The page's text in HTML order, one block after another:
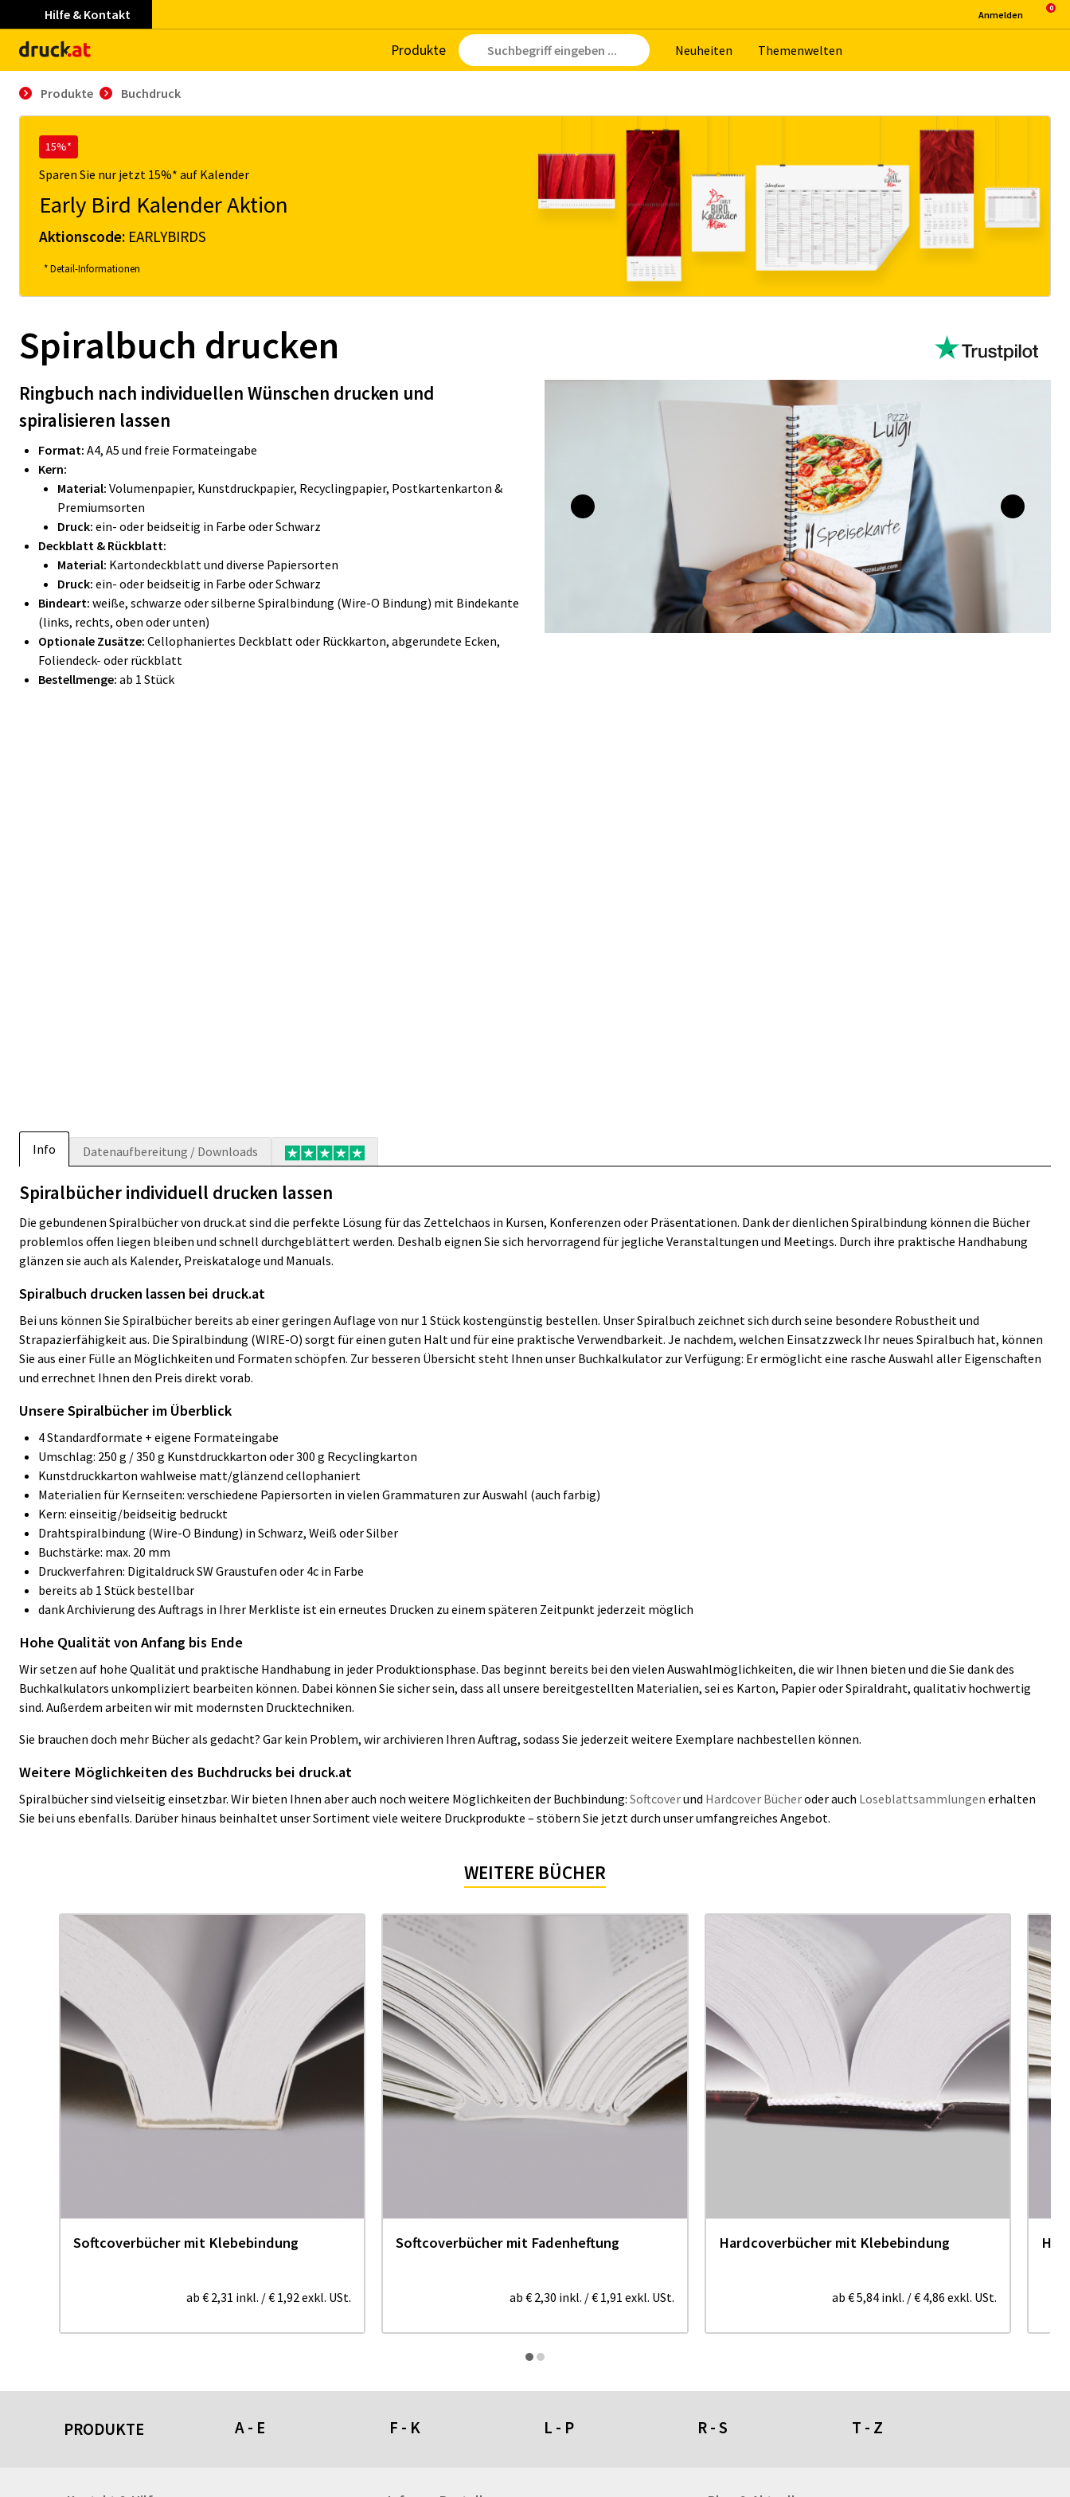
Hilfe & Kontakt
Pro­duk­te Neu­hei­ten The­men­wel­ten
An­mel­den
Produkte Buchdruck
15%*
Sparen Sie nur jetzt 15%* auf Kalender
Early Bird Kalender Aktion
Aktionscode: EARLYBIRDS
* Detail-Informationen
Spiralbuch drucken
Ringbuch nach individuellen Wünschen drucken und
spiralisieren lassen
Format: A4, A5 und freie Formateingabe
Kern:
Material: Volumenpapier, Kunstdruckpapier, Recyclingpapier, Postkartenkarton &
Premiumsorten
Druck: ein- oder beidseitig in Farbe oder Schwarz
Deckblatt & Rückblatt:
Material: Kartondeckblatt und diverse Papiersorten
Druck: ein- oder beidseitig in Farbe oder Schwarz
Bindeart: weiße, schwarze oder silberne Spiralbindung (Wire-O Bindung) mit Bindekante
(links, rechts, oben oder unten)
Optionale Zusätze: Cellophaniertes Deckblatt oder Rückkarton, abgerundete Ecken,
Foliendeck- oder rückblatt
Bestellmenge: ab 1 Stück
Info Datenaufbereitung / Downloads
Spiralbücher individuell drucken lassen
Die gebundenen Spiralbücher von druck.at sind die perfekte Lösung für das Zettelchaos in Kursen, Konferenzen oder Präsentationen. Dank der dienlichen Spiralbindung können die Bücher
problemlos offen liegen bleiben und schnell durchgeblättert werden. Deshalb eignen Sie sich hervorragend für jegliche Veranstaltungen und Meetings. Durch ihre praktische Handhabung
glänzen sie auch als Kalender, Preiskataloge und Manuals.
Spiralbuch drucken lassen bei druck.at
Bei uns können Sie Spiralbücher bereits ab einer geringen Auflage von nur 1 Stück kostengünstig bestellen. Unser Spiralbuch zeichnet sich durch seine besondere Robustheit und
Strapazierfähigkeit aus. Die Spiralbindung (WIRE-O) sorgt für einen guten Halt und für eine praktische Verwendbarkeit. Je nachdem, welchen Einsatzzweck Ihr neues Spiralbuch hat, können
Sie aus einer Fülle an Möglichkeiten und Formaten schöpfen. Zur besseren Übersicht steht Ihnen unser Buchkalkulator zur Verfügung: Er ermöglicht eine rasche Auswahl aller Eigenschaften
und errechnet Ihnen den Preis direkt vorab.
Unsere Spiralbücher im Überblick
4 Standardformate + eigene Formateingabe
Umschlag: 250 g / 350 g Kunstdruckkarton oder 300 g Recyclingkarton
Kunstdruckkarton wahlweise matt/glänzend cellophaniert
Materialien für Kernseiten: verschiedene Papiersorten in vielen Grammaturen zur Auswahl (auch farbig)
Kern: einseitig/beidseitig bedruckt
Drahtspiralbindung (Wire-O Bindung) in Schwarz, Weiß oder Silber
Buchstärke: max. 20 mm
Druckverfahren: Digitaldruck SW Graustufen oder 4c in Farbe
bereits ab 1 Stück bestellbar
dank Archivierung des Auftrags in Ihrer Merkliste ist ein erneutes Drucken zu einem späteren Zeitpunkt jederzeit möglich
Hohe Qualität von Anfang bis Ende
Wir setzen auf hohe Qualität und praktische Handhabung in jeder Produktionsphase. Das beginnt bereits bei den vielen Auswahlmöglichkeiten, die wir Ihnen bieten und die Sie dank des
Buchkalkulators unkompliziert bearbeiten können. Dabei können Sie sicher sein, dass all unsere bereitgestellten Materialien, sei es Karton, Papier oder Spiraldraht, qualitativ hochwertig
sind. Außerdem arbeiten wir mit modernsten Drucktechniken.
Sie brauchen doch mehr Bücher als gedacht? Gar kein Problem, wir archivieren Ihren Auftrag, sodass Sie jederzeit weitere Exemplare nachbestellen können.
Weitere Möglichkeiten des Buchdrucks bei druck.at
Spiralbücher sind vielseitig einsetzbar. Wir bieten Ihnen aber auch noch weitere Möglichkeiten der Buchbindung: Softcoverund Hardcover Bücheroder auch Loseblattsammlungen erhalten
Sie bei uns ebenfalls. Darüber hinaus beinhaltet unser Sortiment viele weitere Druckprodukte – stöbern Sie jetzt durch unser umfangreiches Angebot.
WEITERE BÜCHER
Softcoverbücher mit Klebebindung
ab€ 2,31 inkl. /€ 1,92exkl. USt.
Softcoverbücher mit Fadenheftung
ab € 2,30 inkl. /€ 1,91 exkl. USt.
Hardcoverbücher mit Klebebindung
ab € 5,84inkl. /€ 4,86 exkl. USt.
PRODUKTE A - E F - K L - P R - S T - Z